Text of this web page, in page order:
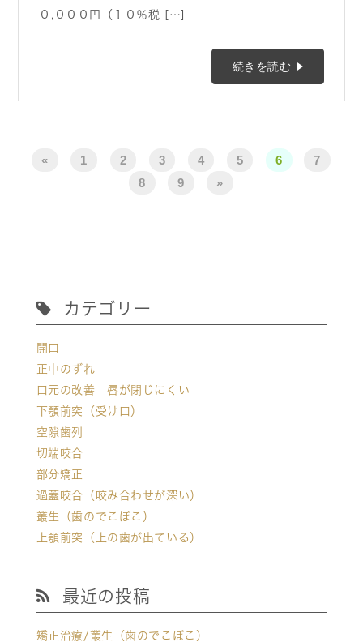
０,０００円（１０％税 […]
続きを読む
« 1 2 3 4 5 6
7
8
9 »
カテゴリー
開口
正中のずれ
口元の改善 唇が閉じにくい
下顎前突（受け口）
空隙歯列
切端咬合
部分矯正
過蓋咬合（咬み合わせが深い）
叢生（歯のでこぼこ）
上顎前突（上の歯が出ている）
最近の投稿
矯正治療/叢生（歯のでこぼこ）